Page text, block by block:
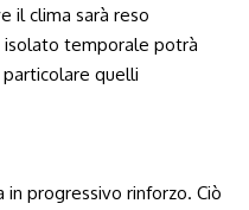
il clima sarà reso
isolato temporale potrà
particolare quelli
progressivo rinforzo. Ciò